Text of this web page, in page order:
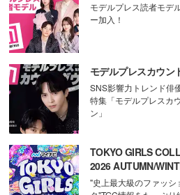
モデルプレス読者モデ
ー加入！
モデルプレスカウン
SNS影響力トレンド俳
特集「モデルプレスカ
ン」
TOKYO GIRLS
2026 AUTUMN/
デルプレス
"史上最大級のファッシ